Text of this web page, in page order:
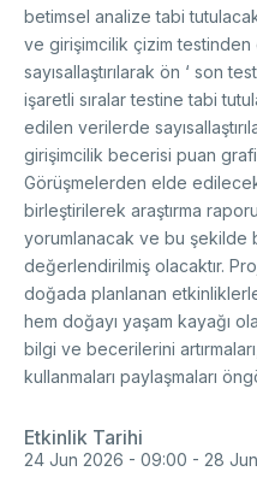
International Scholarships
International Scholarships
Research Scholarship
International
International Scholarships
Research Scholarship
R&D
MAM
Energy Technologies
Climate Change &
Material Technologies
BILGEM
Advanced Technologies
Artificial Intelligence
Cyber ​​Security E.
Information Technologies E.
R&D Convenience
Bursa Test and Analysis
National Academic
R&D Units
TEKSEB & TEKNOPARK
betimsel analize tabi
ve girişimcilik çizim
sayısallaştırılarak ön ‘ son
işaretli sıralar testine tabi
edilen verilerde
girişimcilik becerisi puan
Görüşmelerden elde
birleştirilerek araştırma
yorumlanacak ve bu şekilde
değerlendirilmiş olacaktır.
doğada planlanan
hem doğayı yaşam kayağı
bilgi ve becerilerini
kullanmaları paylaşmaları
Etkinlik Tarihi
24 Jun 2026 - 09:00 - 28